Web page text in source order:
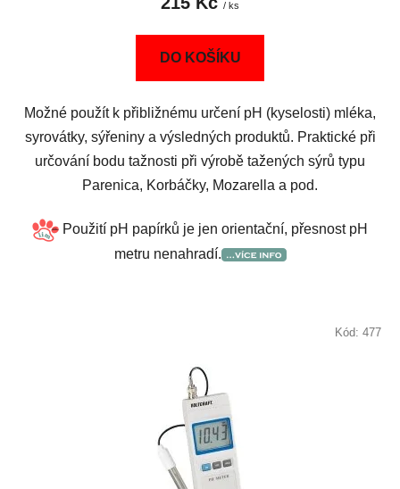
/ ks
DO KOŠÍKU
Možné použít k přibližnému určení pH (kyselosti) mléka,
syrovátky, sýřeniny a výsledných produktů. Praktické při
určování bodu tažnosti při výrobě tažených sýrů typu
Parenica, Korbáčky, Mozarella a pod.
Použití pH papírků je jen orientační, přesnost pH
metru nenahradí.
Kód: 477